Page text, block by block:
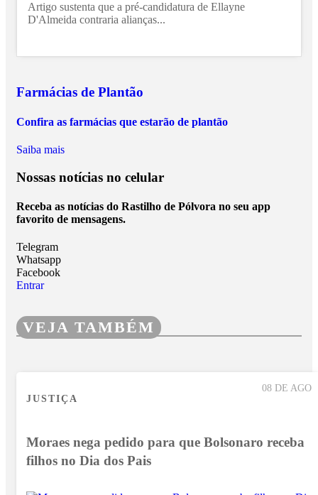
Artigo sustenta que a pré-candidatura de Ellayne
D'Almeida contraria alianças...
Farmácias de Plantão
Confira as farmácias que estarão de plantão
Saiba mais
Nossas notícias no celular
Receba as notícias do Rastilho de Pólvora no seu app
favorito de mensagens.
Telegram
Whatsapp
Facebook
Entrar
VEJA TAMBÉM
08 DE AGO
JUSTIÇA
Moraes nega pedido para que Bolsonaro receba
filhos no Dia dos Pais